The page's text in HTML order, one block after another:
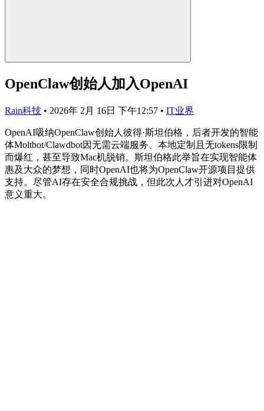
OpenClaw创始人加入OpenAI
Rain科技 • 2026年 2月 16日 下午12:57 • IT业界
OpenAI吸纳OpenClaw创始人彼得·斯坦伯格，后者开发的智能
体Moltbot/Clawdbot因无需云端服务、本地定制且无tokens限制
而爆红，甚至导致Mac机脱销。斯坦伯格此举旨在实现智能体
惠及大众的梦想，同时OpenAI也将为OpenClaw开源项目提供
支持。尽管AI存在安全合规挑战，但此次人才引进对OpenAI
意义重大。